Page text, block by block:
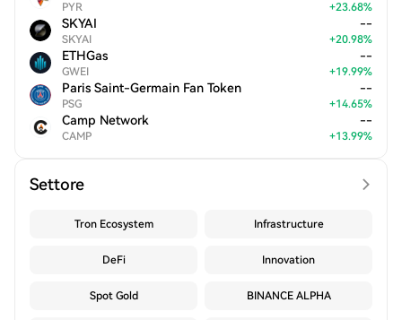
PYR +23.68%
SKYAI
SKYAI
--
+20.98%
ETHGas
GWEI
--
+19.99%
Paris Saint-Germain Fan Token
PSG
--
+14.65%
Camp Network
CAMP
--
+13.99%
Settore
Tron Ecosystem Infrastructure
DeFi Innovation
Spot Gold BINANCE ALPHA